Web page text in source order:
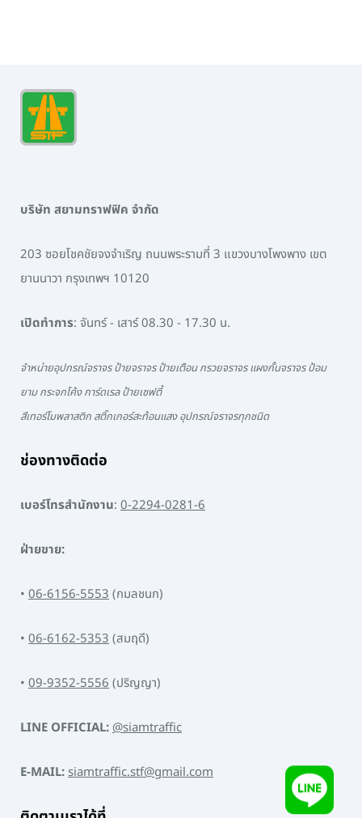
บริษัท สยามทราฟฟิค จำกัด
203 ซอยโชคชัยจงจำเริญ ถนนพระรามที่ 3 แขวงบางโพงพาง เขต
ยานนาวา กรุงเทพฯ 10120
เปิดทำการ: จันทร์ - เสาร์ 08.30 - 17.30 น.
จำหน่ายอุปกรณ์จราจร ป้ายจราจร ป้ายเตือน กรวยจราจร แผงกั้นจราจร ป้อม
ยาม กระจกโค้ง การ์ดเรล ป้ายเซฟตี้
สีเทอร์โมพลาสติก สติ๊กเกอร์สะท้อนแสง อุปกรณ์จราจรทุกชนิด
ช่องทางติดต่อ
เบอร์โทรสำนักงาน: 0-2294-0281-6
ฝ่ายขาย:
• 06-6156-5553 (กมลชนก)
• 06-6162-5353 (สมฤดี)
• 09-9352-5556 (ปริญญา)
LINE OFFICIAL: @siamtraffic
E-MAIL: siamtraffic.stf@gmail.com